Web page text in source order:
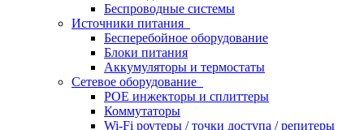
Беспроводные системы
Источники питания
Бесперебойное оборудование
Блоки питания
Аккумуляторы и термостаты
Сетевое оборудование
POE инжекторы и сплиттеры
Коммутаторы
Wi-Fi роутеры / точки доступа / репитеры